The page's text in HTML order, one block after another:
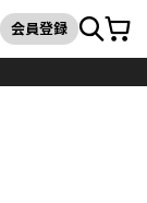
検索
会員登録カート